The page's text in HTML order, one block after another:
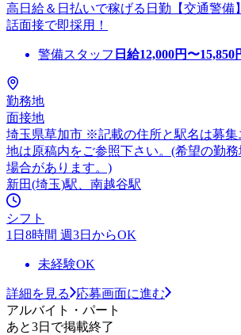
高日給＆日払いで稼げる日勤【交通警備
話面接で即採用！
警備スタッフ 日給12,000円〜15,850
勤務地
面接地
埼玉県草加市 ※記載の住所と駅名は募集
地は原稿内をご参照下さい。(希望の勤
場合があります。)
新田(埼玉)駅、南越谷駅
シフト
1日8時間 週3日からOK
未経験OK
詳細を見る
応募画面に進む
アルバイト・パート
あと3日で掲載終了